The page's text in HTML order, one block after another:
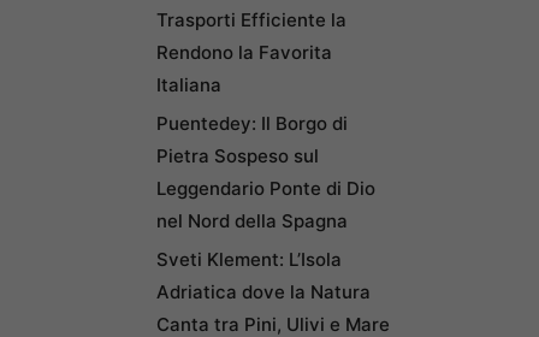
Trasporti Efficiente la
Rendono la Favorita
Italiana
Puentedey: Il Borgo di
Pietra Sospeso sul
Leggendario Ponte di Dio
nel Nord della Spagna
Sveti Klement: L’Isola
Adriatica dove la Natura
Canta tra Pini, Ulivi e Mare